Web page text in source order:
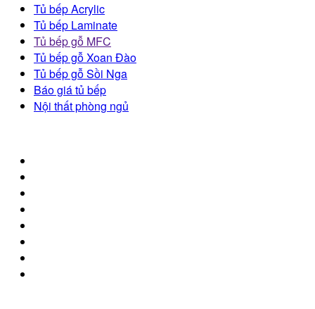
Tủ bếp Acrylic
Tủ bếp Laminate
Tủ bếp gỗ MFC
Tủ bếp gỗ Xoan Đào
Tủ bếp gỗ Sồi Nga
Báo giá tủ bếp
Nội thất phòng ngủ